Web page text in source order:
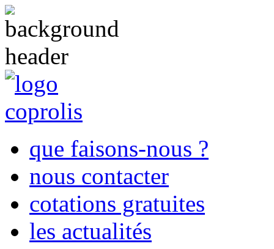
que faisons-nous ?
nous contacter
cotations gratuites
les actualités